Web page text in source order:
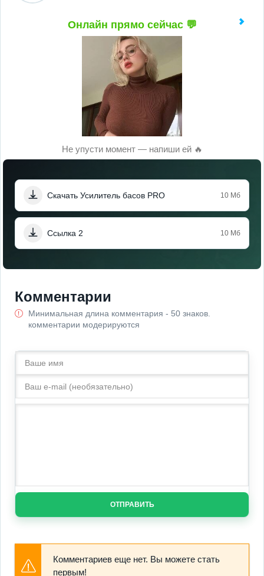
Онлайн прямо сейчас 💬
Не упусти момент — напиши ей 🔥
Скачать Усилитель басов PRO 10 Мб
Ссылка 2 10 Мб
Комментарии
Минимальная длина комментария - 50 знаков.
комментарии модерируются
ОТПРАВИТЬ
Комментариев еще нет. Вы можете стать
первым!